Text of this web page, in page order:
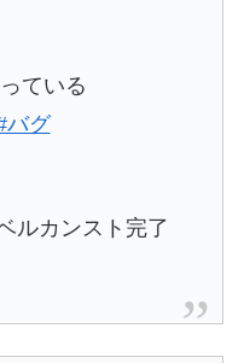
ている
バグ
ルカンスト完了